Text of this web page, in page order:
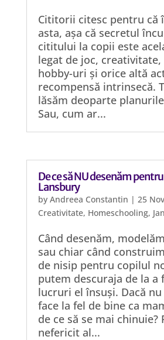
Cititorii citesc pentru că
asta, așa că secretul
cititului la copii este
legat de joc,
hobby-uri și orice altă
recompensă intrinsecă.
lăsăm deoparte
Sau, cum ar...
De ce să NU desenăm
Lansbury
by Andreea Constantin | 25
Creativitate, Homeschooling,
Când desenăm,
sau chiar când
de nisip pentru copilul
putem descuraja de la a
lucruri el însuși. Dacă
face la fel de bine ca
de ce să se mai chinuie?
nefericit al...